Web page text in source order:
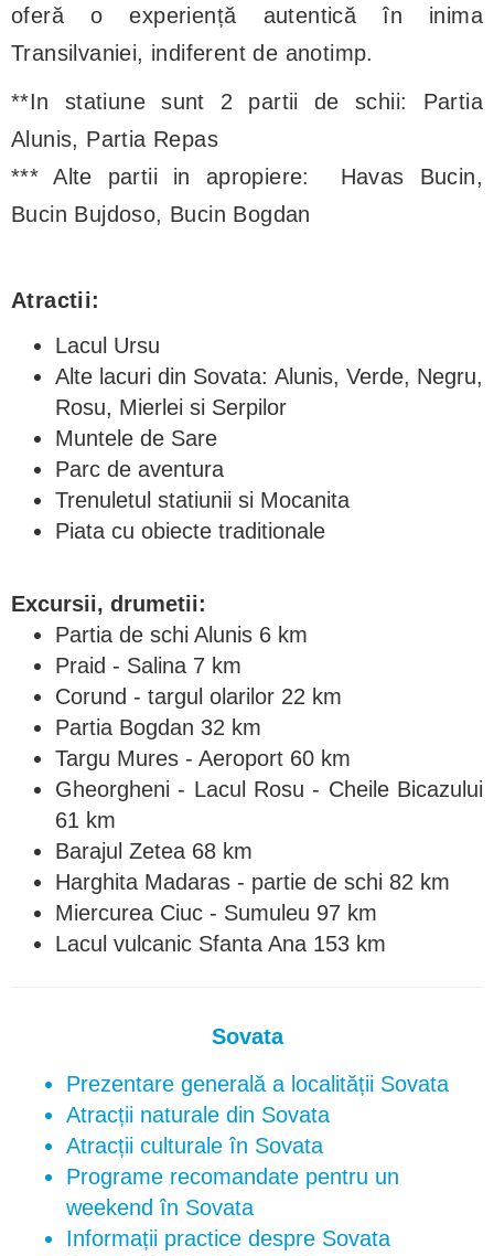
oferă o experiență autentică în inima
Transilvaniei, indiferent de anotimp.
**In statiune sunt 2 partii de schii: Partia
Alunis, Partia Repas
*** Alte partii in apropiere: Havas Bucin,
Bucin Bujdoso, Bucin Bogdan
Atractii:
Lacul Ursu
Alte lacuri din Sovata: Alunis, Verde, Negru,
Rosu, Mierlei si Serpilor
Muntele de Sare
Parc de aventura
Trenuletul statiunii si Mocanita
Piata cu obiecte traditionale
Excursii, drumetii:
Partia de schi Alunis 6 km
Praid - Salina 7 km
Corund - targul olarilor 22 km
Partia Bogdan 32 km
Targu Mures - Aeroport 60 km
Gheorgheni - Lacul Rosu - Cheile Bicazului
61 km
Barajul Zetea 68 km
Harghita Madaras - partie de schi 82 km
Miercurea Ciuc - Sumuleu 97 km
Lacul vulcanic Sfanta Ana 153 km
Sovata
Prezentare generală a localității Sovata
Atracții naturale din Sovata
Atracții culturale în Sovata
Programe recomandate pentru un
weekend în Sovata
Informații practice despre Sovata